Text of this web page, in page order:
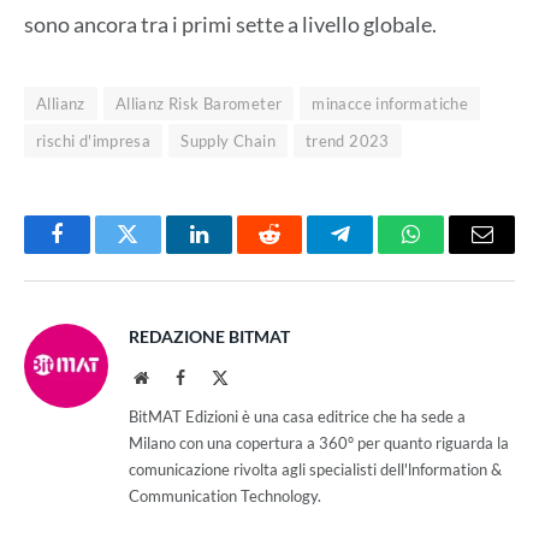
sono ancora tra i primi sette a livello globale.
Allianz Allianz Risk Barometer
minacce informatiche
rischi d'impresa
Supply Chain trend 2023
FacebookTwitter LinkedInReddit TelegramWhatsAppEmail
REDAZIONE BITMAT
WebsiteFacebook
BitMAT Edizioni è una casa editrice che ha sede a
Milano con una copertura a 360° per quanto riguarda la
comunicazione rivolta agli specialisti dell'lnformation &
Communication Technology.